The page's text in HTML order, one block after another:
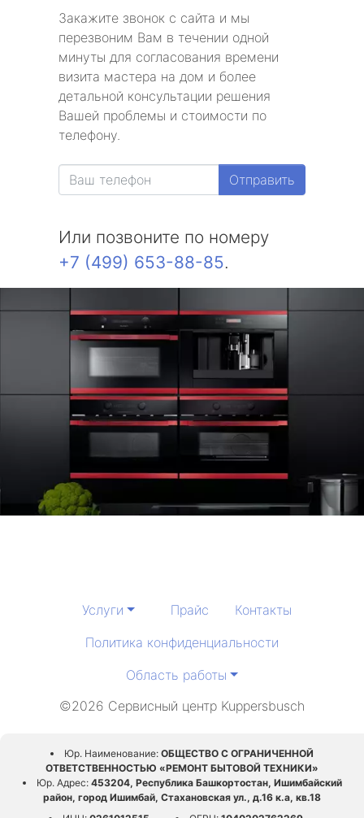
Закажите звонок с сайта и мы
перезвоним Вам в течении одной
минуты для согласования времени
визита мастера на дом и более
детальной консультации решения
Вашей проблемы и стоимости по
телефону.
Отправить
Или позвоните по номеру
+7 (499) 653-88-85.
Услуги Прайс
Контакты
Политика конфиденциальности
Область работы
©2026 Сервисный центр Kuppersbusch
Юр. Наименование: ОБЩЕСТВО С ОГРАНИЧЕННОЙ
ОТВЕТСТВЕННОСТЬЮ «РЕМОНТ БЫТОВОЙ ТЕХНИКИ»
Юр. Адрес:453204, Республика Башкортостан, Ишимбайский
район, город Ишимбай, Стахановская ул., д.16 к.а, кв.18